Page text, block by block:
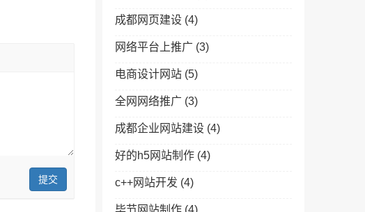
提交
成都网页建设 (4)
网络平台上推广 (3)
电商设计网站 (5)
全网网络推广 (3)
成都企业网站建设 (4)
好的h5网站制作 (4)
c++网站开发 (4)
毕节网站制作 (4)